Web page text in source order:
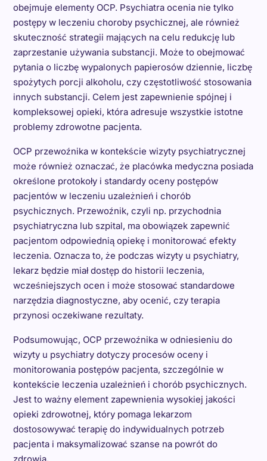
obejmuje elementy OCP. Psychiatra ocenia nie tylko
postępy w leczeniu choroby psychicznej, ale również
skuteczność strategii mających na celu redukcję lub
zaprzestanie używania substancji. Może to obejmować
pytania o liczbę wypalonych papierosów dziennie, liczbę
spożytych porcji alkoholu, czy częstotliwość stosowania
innych substancji. Celem jest zapewnienie spójnej i
kompleksowej opieki, która adresuje wszystkie istotne
problemy zdrowotne pacjenta.
OCP przewoźnika w kontekście wizyty psychiatrycznej
może również oznaczać, że placówka medyczna posiada
określone protokoły i standardy oceny postępów
pacjentów w leczeniu uzależnień i chorób
psychicznych. Przewoźnik, czyli np. przychodnia
psychiatryczna lub szpital, ma obowiązek zapewnić
pacjentom odpowiednią opiekę i monitorować efekty
leczenia. Oznacza to, że podczas wizyty u psychiatry,
lekarz będzie miał dostęp do historii leczenia,
wcześniejszych ocen i może stosować standardowe
narzędzia diagnostyczne, aby ocenić, czy terapia
przynosi oczekiwane rezultaty.
Podsumowując, OCP przewoźnika w odniesieniu do
wizyty u psychiatry dotyczy procesów oceny i
monitorowania postępów pacjenta, szczególnie w
kontekście leczenia uzależnień i chorób psychicznych.
Jest to ważny element zapewnienia wysokiej jakości
opieki zdrowotnej, który pomaga lekarzom
dostosowywać terapię do indywidualnych potrzeb
pacjenta i maksymalizować szanse na powrót do